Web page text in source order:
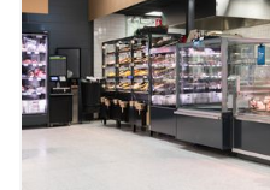
valmisateriaa, jotka